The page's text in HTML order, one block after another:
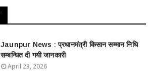
Jaunpur News : ​प्रधानमंत्री किसान सम्मान निधि
सम्बन्धित दी गयी जानकारी
April 23, 2026